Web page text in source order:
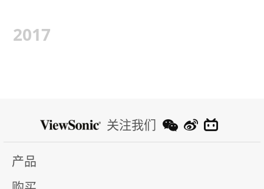
2017
关注我们
产品